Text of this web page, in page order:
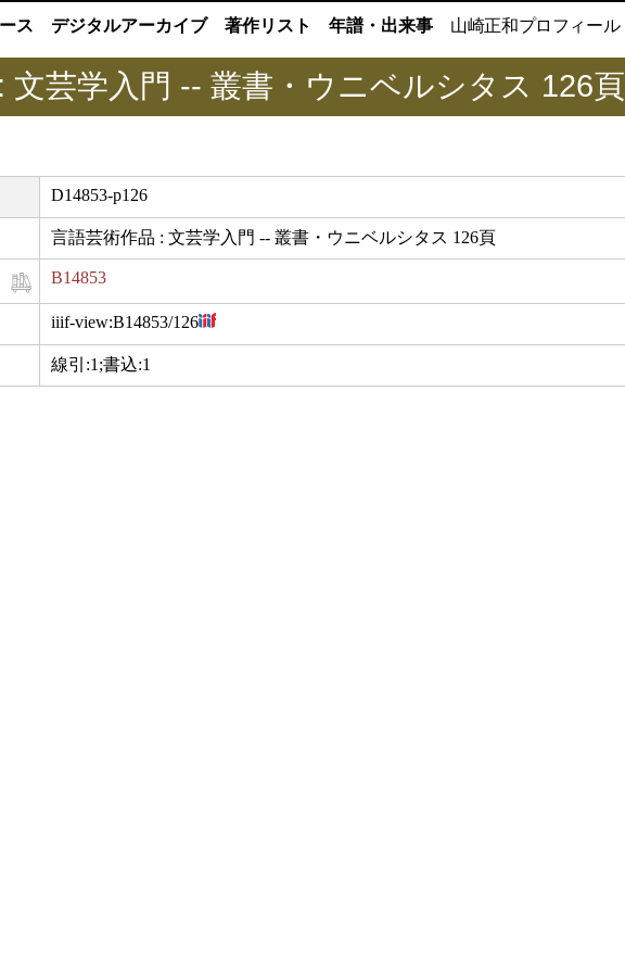
ス デジタルアーカイブ 著作リスト 年譜・出来事 山崎正和プロフィール
文芸学入門 -- 叢書・ウニベルシタス 126頁
D14853-p126
言語芸術作品 : 文芸学入門 -- 叢書・ウニベルシタス 126頁
B14853
iiif-view:B14853/126
線引:1;書込:1